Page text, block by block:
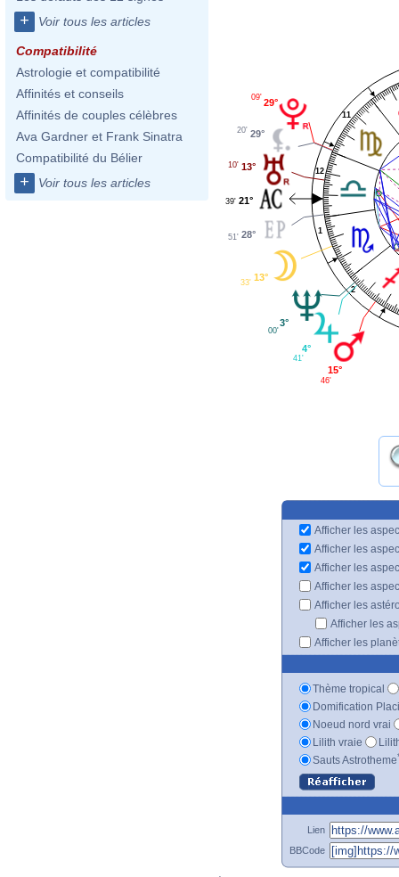
+ Voir tous les articles
Compatibilité
Astrologie et compatibilité
Affinités et conseils
Affinités de couples célèbres
Ava Gardner et Frank Sinatra
Compatibilité du Bélier
+ Voir tous les articles
1
2
11
12
29°
09'
29°
20'
13°
10'
21°
39'
28°
51'
13°
33'
3°
00'
4°
41'
15°
46'
Afficher les
Afficher les
Afficher les
Afficher les
Afficher les
Afficher les
Afficher les
Thème tropical
Domification
Noeud nord vrai
Lilith vraie
Sauts Astrotheme
Lien
BBCode